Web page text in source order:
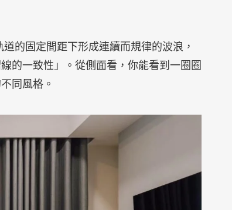
的固定間距下形成連續而規律的波浪，
的一致性」。從側面看，你能看到一圈圈
同風格。